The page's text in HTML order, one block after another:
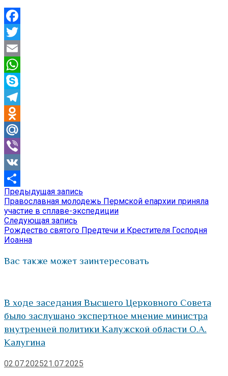
Facebook
Twitter
Email
WhatsApp
Skype
Telegram
Odnoklassniki
Mail.Ru
Viber
VK
Отправить
Навигация
по
записям
Предыдущая запись
запись:
Православная молодежь Пермской епархии приняла
участие в сплаве-экспедиции
Следующая запись
запись:
Рождество святого Предтечи и Крестителя Господня
Иоанна
Вас также может заинтересовать
В ходе заседания Высшего Церковного Совета
было заслушано экспертное мнение министра
внутренней политики Калужской области О.А.
Калугина
02.07.202521.07.2025